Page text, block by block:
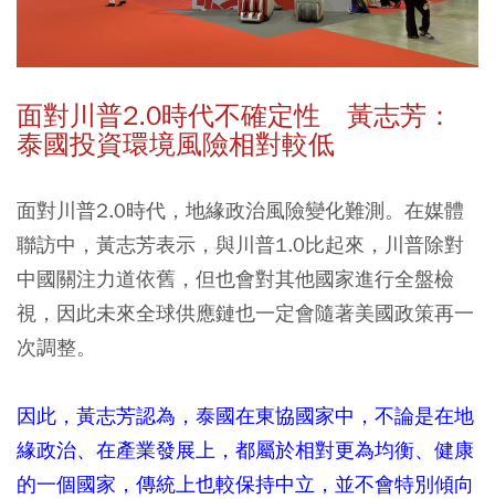
面對川普2.0時代不確定性 黃志芳：
泰國投資環境風險相對較低
面對川普2.0時代，地緣政治風險變化難測。在媒體
聯訪中，黃志芳表示，與川普1.0比起來，川普除對
中國關注力道依舊，但也會對其他國家進行全盤檢
視，因此未來全球供應鏈也一定會隨著美國政策再一
次調整。
因此，黃志芳認為，泰國在東協國家中，不論是在地
緣政治、在產業發展上，都屬於相對更為均衡、健康
的一個國家，傳統上也較保持中立，並不會特別傾向